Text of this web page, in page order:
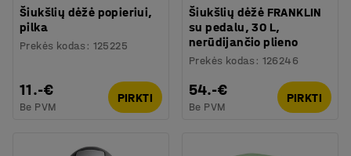
Šiukšlių dėžė popieriui,
pilka
Prekės kodas : 125225
11.-€
Be PVM
PIRKTI
Šiukšlių dėžė FRANKLIN
su pedalu, 30 L,
nerūdijančio plieno
Prekės kodas : 126246
54.-€
Be PVM
PIRKTI